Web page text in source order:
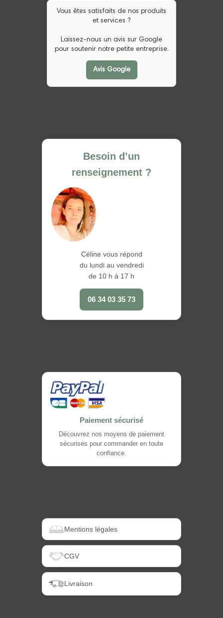
Vous êtes satisfaits de nos produits
et services ?
Laissez-nous un avis sur Google
pour soutenir notre petite entreprise.
Avis Google
Besoin d’un
renseignement ?
Céline vous répond
du lundi au vendredi
de 10 h à 17 h
06 34 03 35 73
Paiement sécurisé
Découvrez nos moyens de paiement
sécurisés pour commander en toute
confiance.
Mentions légales
CGV
Livraison